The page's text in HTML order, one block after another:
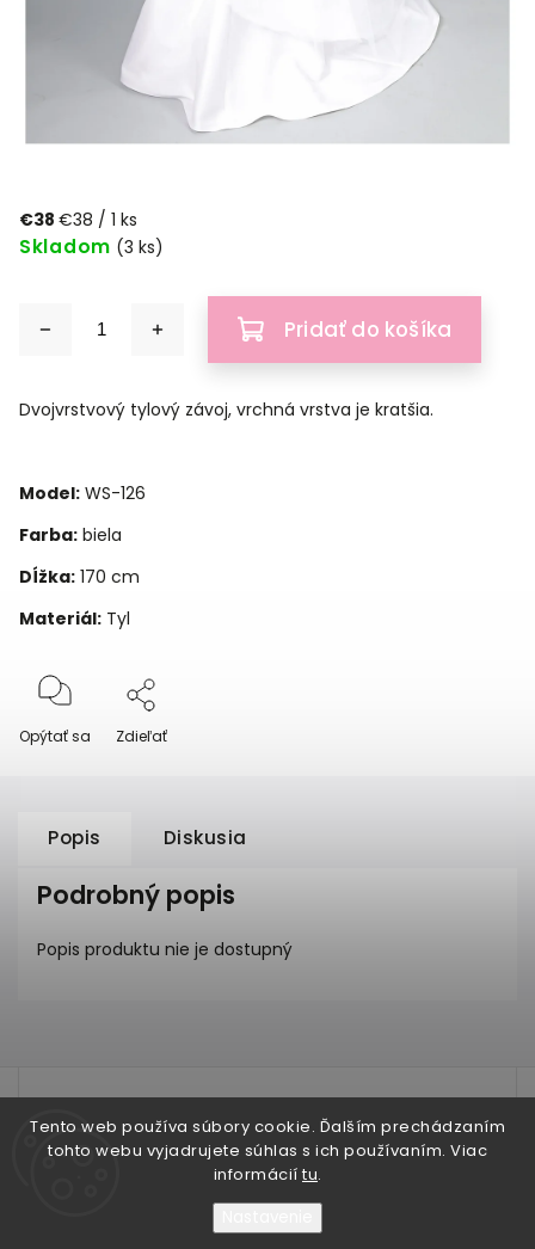
Tento web používa súbory cookie. Ďalším prechádzaním
tohto webu vyjadrujete súhlas s ich používaním. Viac
informácií tu.
€38 €38 / 1 ks
Skladom (3 ks)
Pridať do košíka
Dvojvrstvový tylový závoj, vrchná vrstva je kratšia.
Model: WS-126
Farba: biela
Dĺžka: 170 cm
Materiál: Tyl
Opýtať sa Zdieľať
Popis Diskusia
Podrobný popis
Popis produktu nie je dostupný
test